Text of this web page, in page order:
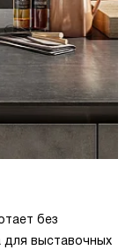
без
для выставочных